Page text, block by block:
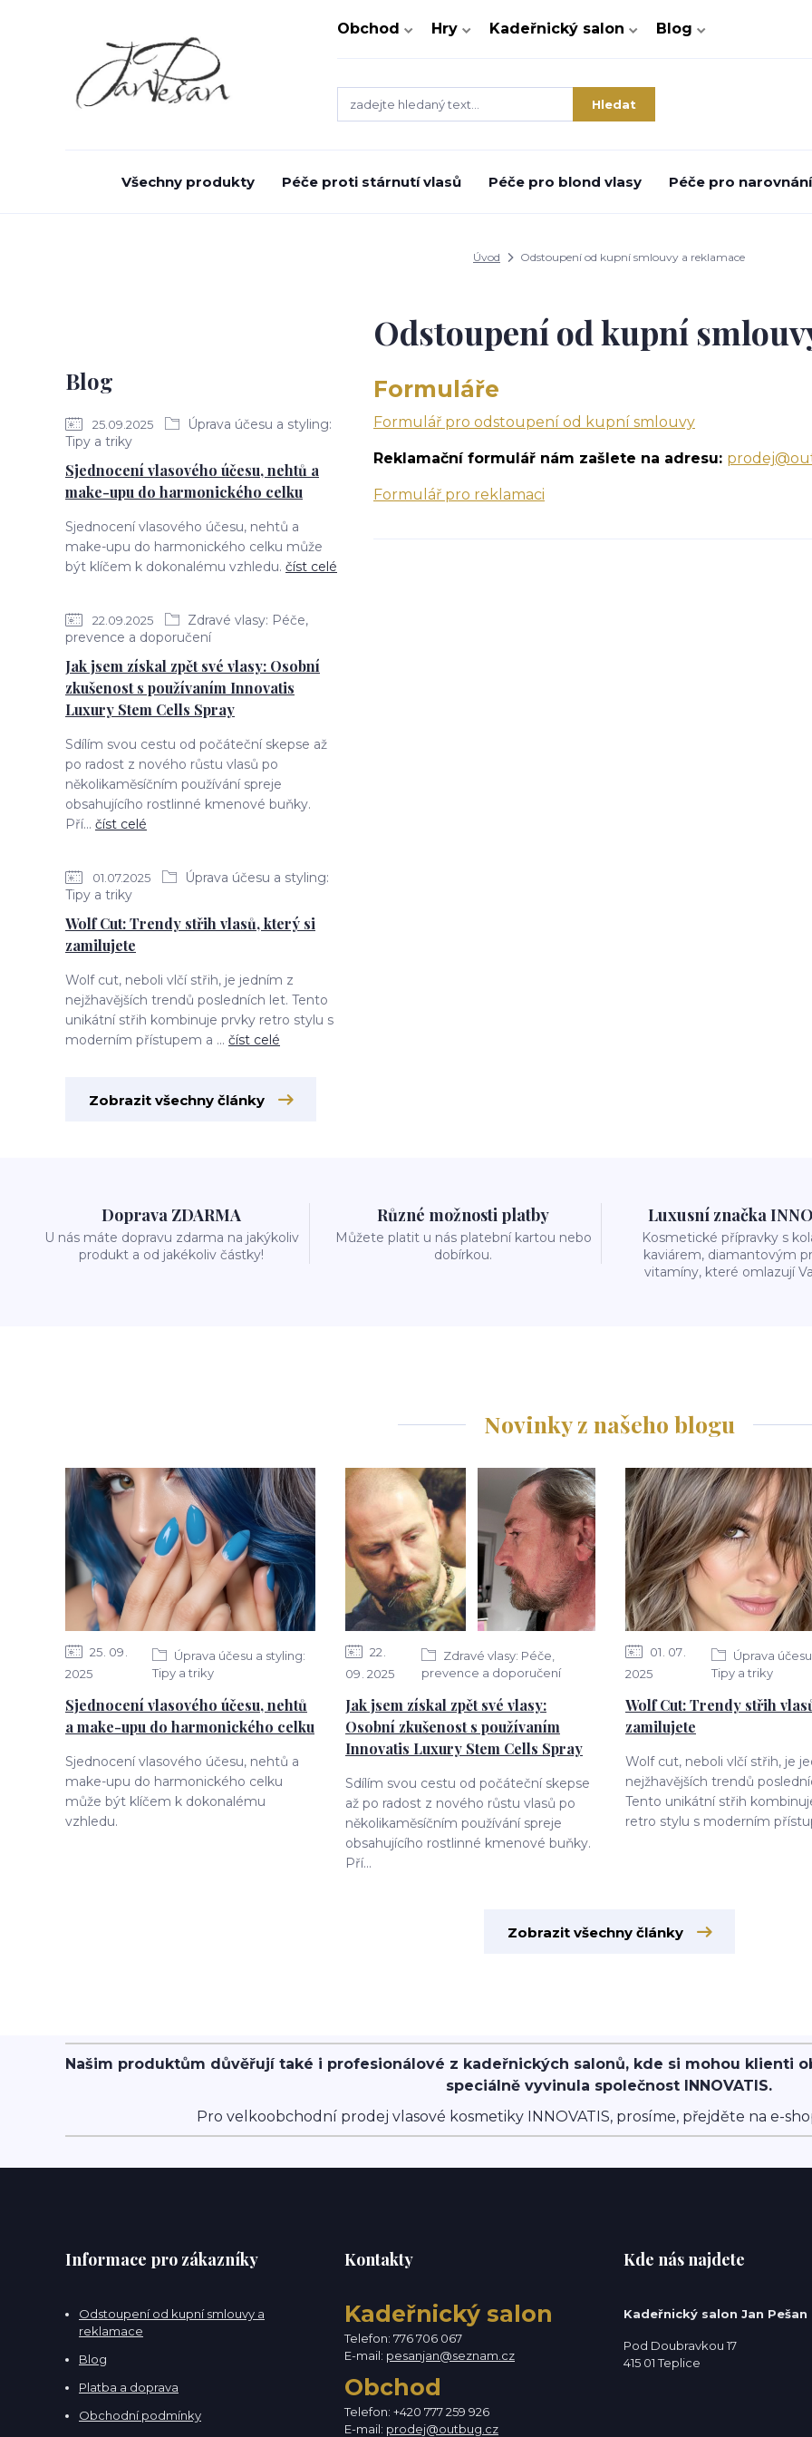
Obchod Hry Kadeřnický salon Blog
Hledat
Všechny produkty Péče proti stárnutí vlasů Péče pro blond vlasy Péče pro
Úvod Odstoupení od kupní smlouvy a reklamace
Blog
25.09.2025
Úprava účesu a styling:
Tipy a triky
Sjednocení vlasového účesu, nehtů a
make-upu do harmonického celku
Sjednocení vlasového účesu, nehtů a
make-upu do harmonického celku může
být klíčem k dokonalému vzhledu. číst celé
22.09.2025
Zdravé vlasy: Péče,
prevence a doporučení
Jak jsem získal zpět své vlasy: Osobní
zkušenost s používaním Innovatis
Luxury Stem Cells Spray
Sdílím svou cestu od počáteční skepse až
po radost z nového růstu vlasů po
několikaměsíčním používání spreje
obsahujícího rostlinné kmenové buňky.
Pří... číst celé
01.07.2025
Úprava účesu a styling:
Tipy a triky
Wolf Cut: Trendy střih vlasů, který si
zamilujete
Wolf cut, neboli vlčí střih, je jedním z
nejžhavějších trendů posledních let. Tento
unikátní střih kombinuje prvky retro stylu s
moderním přístupem a ... číst celé
Zobrazit všechny články
Odstoupení od kupní
Formuláře
Formulář pro odstoupení od kupní smlouvy
Reklamační formulář nám zašlete na adresu:
Formulář pro reklamaci
Doprava ZDARMA
U nás máte dopravu zdarma na jakýkoliv
produkt a od jakékoliv částky!
Různé možnosti platby
Můžete platit u nás platební kartou nebo
dobírkou.
Luxusní značka
Kosmetické přípravky s
kaviárem, diamantovým
vitamíny, které omlazují
Novinky z našeho blogu
25 09
2025
Úprava účesu a styling:
Tipy a triky
Sjednocení vlasového účesu, nehtů
a make-upu do harmonického celku
Sjednocení vlasového účesu, nehtů a
make-upu do harmonického celku
může být klíčem k dokonalému
vzhledu.
22
09 2025
Zdravé vlasy: Péče,
prevence a doporučení
Jak jsem získal zpět své vlasy:
Osobní zkušenost s používaním
Innovatis Luxury Stem Cells Spray
Sdílím svou cestu od počáteční skepse
až po radost z nového růstu vlasů po
několikaměsíčním používání spreje
obsahujícího rostlinné kmenové buňky.
Pří...
01 07
2025
Úprava
Tipy a triky
Wolf Cut: Trendy střih
zamilujete
Wolf cut, neboli vlčí střih, je
nejžhavějších trendů
Tento unikátní střih
retro stylu s moderním
Zobrazit všechny články
Našim produktům důvěřují také i profesionálové z kadeřnických salonů, kde si mohou klienti
speciálně vyvinula společnost INNOVATIS.
Pro velkoobchodní prodej vlasové kosmetiky INNOVATIS, prosíme, přejděte na e-
Informace pro zákazníky
Odstoupení od kupní smlouvy a
reklamace
Blog
Platba a doprava
Obchodní podmínky
Kontakty
Kadeřnický salon
Telefon: 776 706 067
E-mail: pesanjan@seznam.cz
Obchod
Telefon: +420 777 259 926
E-mail: prodej@outbug.cz
Kde nás najdete
Kadeřnický salon Jan Pešan
Pod Doubravkou 17
415 01 Teplice